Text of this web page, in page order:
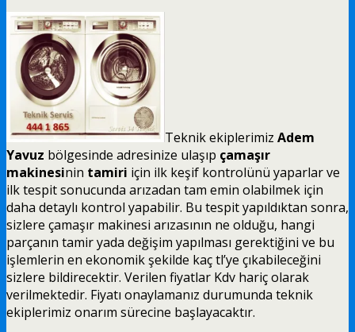
Teknik ekiplerimiz Adem
Yavuz bölgesinde adresinize ulaşıp çamaşır
makinesinin tamiri için ilk keşif kontrolünü yaparlar ve
ilk tespit sonucunda arızadan tam emin olabilmek için
daha detaylı kontrol yapabilir. Bu tespit yapıldıktan sonra,
sizlere çamaşır makinesi arızasının ne olduğu, hangi
parçanın tamir yada değişim yapılması gerektiğini ve bu
işlemlerin en ekonomik şekilde kaç tl’ye çıkabileceğini
sizlere bildirecektir. Verilen fiyatlar Kdv hariç olarak
verilmektedir. Fiyatı onaylamanız durumunda teknik
ekiplerimiz onarım sürecine başlayacaktır.